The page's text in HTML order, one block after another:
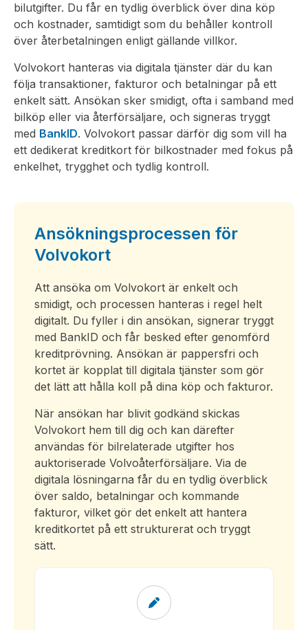
bilutgifter. Du får en tydlig överblick över dina köp
och kostnader, samtidigt som du behåller kontroll
över återbetalningen enligt gällande villkor.
Volvokort hanteras via digitala tjänster där du kan
följa transaktioner, fakturor och betalningar på ett
enkelt sätt. Ansökan sker smidigt, ofta i samband med
bilköp eller via återförsäljare, och signeras tryggt
med BankID. Volvokort passar därför dig som vill ha
ett dedikerat kreditkort för bilkostnader med fokus på
enkelhet, trygghet och tydlig kontroll.
Ansökningsprocessen för
Volvokort
Att ansöka om Volvokort är enkelt och
smidigt, och processen hanteras i regel helt
digitalt. Du fyller i din ansökan, signerar tryggt
med BankID och får besked efter genomförd
kreditprövning. Ansökan är pappersfri och
kortet är kopplat till digitala tjänster som gör
det lätt att hålla koll på dina köp och fakturor.
När ansökan har blivit godkänd skickas
Volvokort hem till dig och kan därefter
användas för bilrelaterade utgifter hos
auktoriserade Volvoåterförsäljare. Via de
digitala lösningarna får du en tydlig överblick
över saldo, betalningar och kommande
fakturor, vilket gör det enkelt att hantera
kreditkortet på ett strukturerat och tryggt
sätt.